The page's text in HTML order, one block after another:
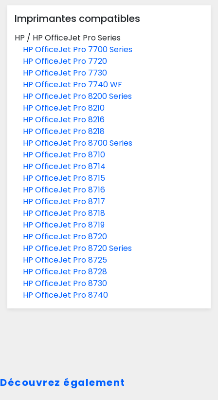
Imprimantes compatibles
HP / HP OfficeJet Pro Series
HP OfficeJet Pro 7700 Series
HP OfficeJet Pro 7720
HP OfficeJet Pro 7730
HP OfficeJet Pro 7740 WF
HP OfficeJet Pro 8200 Series
HP OfficeJet Pro 8210
HP OfficeJet Pro 8216
HP OfficeJet Pro 8218
HP OfficeJet Pro 8700 Series
HP OfficeJet Pro 8710
HP OfficeJet Pro 8714
HP OfficeJet Pro 8715
HP OfficeJet Pro 8716
HP OfficeJet Pro 8717
HP OfficeJet Pro 8718
HP OfficeJet Pro 8719
HP OfficeJet Pro 8720
HP OfficeJet Pro 8720 Series
HP OfficeJet Pro 8725
HP OfficeJet Pro 8728
HP OfficeJet Pro 8730
HP OfficeJet Pro 8740
Découvrez également